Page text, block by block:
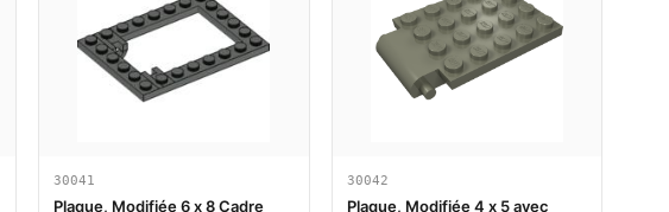
30041
Plaque, Modifiée 6 x 8 Cadre
30042
Plaque, Modifiée 4 x 5 avec